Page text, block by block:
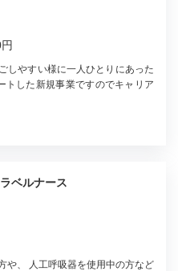
しやすい様に一人ひとりにあった
トした新規事業ですのでキャリア
ベルナース
や、 人工呼吸器を使用中の方など